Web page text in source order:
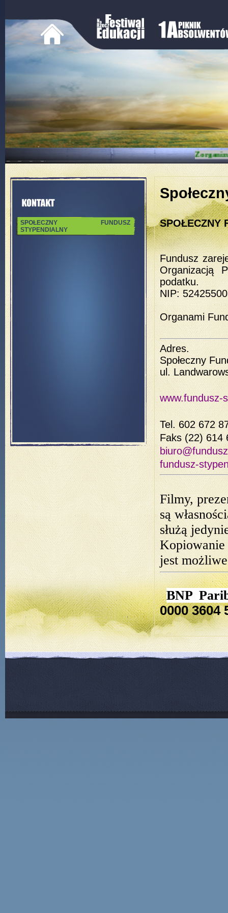
SPOŁECZNY FUNDUSZ
STYPENDIALNY
SPOŁECZNY
Fundusz
Organizacją
podatku.
NIP:
Organami
Adres.
Społeczny
ul.
www.fundusz-
Tel. 602 672
Faks (22) 614
fundusz-
Filmy,
są
służą
Kopiowanie
jest
BNP
0000 3604